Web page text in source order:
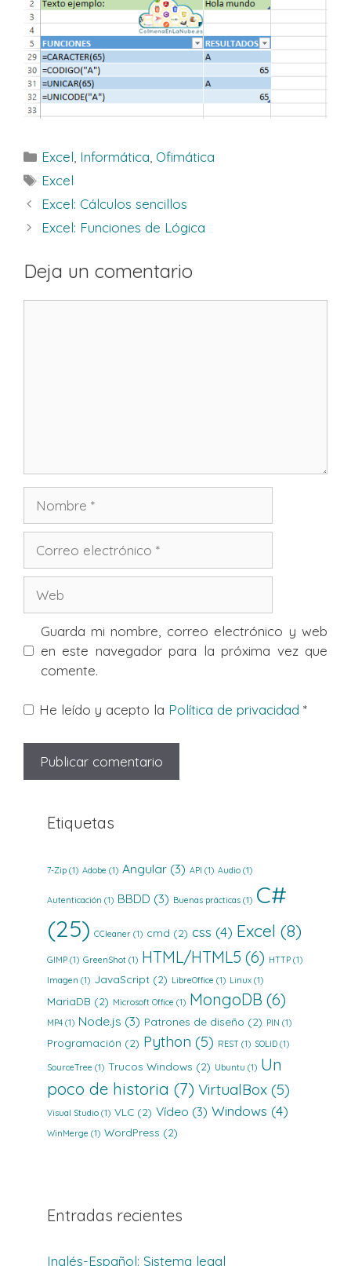
Categorías
Excel, Informática, Ofimática
Etiquetas
Excel
Excel: Cálculos sencillos
Excel: Funciones de Lógica
Deja un comentario
electrónico
Guarda mi nombre, correo electrónico y web
en este navegador para la próxima vez que
comente.
He leído y acepto la Política de privacidad *
Etiquetas
7-Zip (1) Adobe (1) Angular (3) API (1) Audio (1)
Autenticación (1) BBDD (3) Buenas prácticas (1) C#
(25) CCleaner (1) cmd (2) css (4) Excel (8)
GIMP (1) GreenShot (1) HTML/HTML5 (6) HTTP (1)
Imagen (1) JavaScript (2) LibreOffice (1) Linux (1)
MariaDB (2) Microsoft Office (1) MongoDB (6)
MP4 (1) Node.js (3) Patrones de diseño (2) PIN (1)
Programación (2) Python (5) REST (1) SOLID (1)
SourceTree (1) Trucos Windows (2) Ubuntu (1) Un
poco de historia (7) VirtualBox (5)
Visual Studio (1) VLC (2) Vídeo (3) Windows (4)
WinMerge (1) WordPress (2)
Entradas recientes
Inglés-Español: Sistema legal